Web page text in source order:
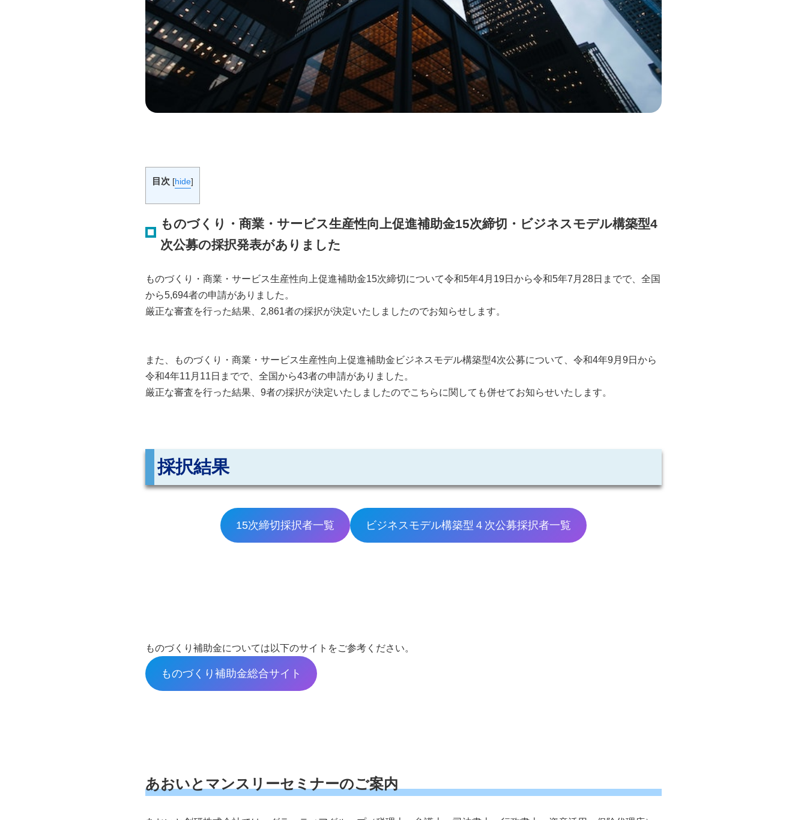
目次 [hide]
ものづくり・商業・サービス生産性向上促進補助金15次締切・ビジネスモデル構築型4
次公募の採択発表がありました
ものづくり・商業・サービス生産性向上促進補助金15次締切について令和5年4月19日から令和5年7月28日までで、全国
から5,694者の申請がありました。
厳正な審査を行った結果、2,861者の採択が決定いたしましたのでお知らせします。
また、ものづくり・商業・サービス生産性向上促進補助金ビジネスモデル構築型4次公募について、令和4年9月9日から
令和4年11月11日までで、全国から43者の申請がありました。
厳正な審査を行った結果、9者の採択が決定いたしましたのでこちらに関しても併せてお知らせいたします。
採択結果
15次締切採択者一覧 ビジネスモデル構築型４次公募採択者一覧
ものづくり補助金については以下のサイトをご参考ください。
ものづくり補助金総合サイト
あおいとマンスリーセミナーのご案内